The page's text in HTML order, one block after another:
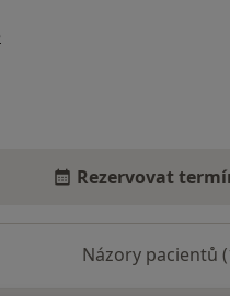
Rezervovat
Názory pacientů